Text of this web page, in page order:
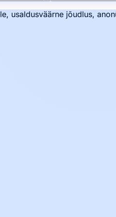
usaldusväärne jõudlus,